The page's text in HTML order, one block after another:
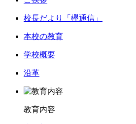
校長だより「欅通信」
本校の教育
学校概要
沿革
教育内容